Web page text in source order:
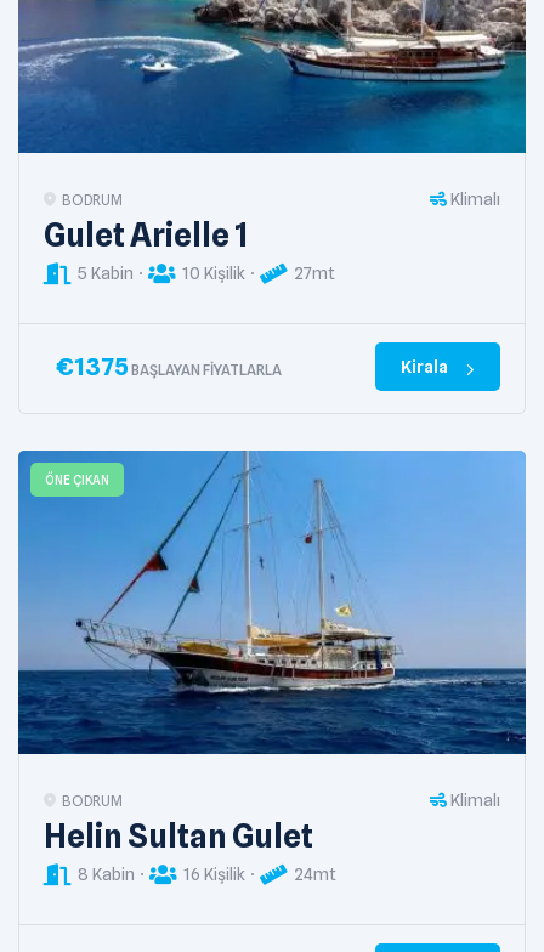
BODRUM Klimalı
Gulet Arielle 1
5 Kabin 10 Kişilik 27mt
€1375 BAŞLAYAN FIYATLARLA Kirala
ÖNE ÇIKAN
BODRUM Klimalı
Helin Sultan Gulet
8 Kabin 16 Kişilik 24mt